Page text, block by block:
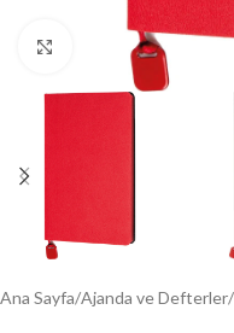
Click to enlarge
Ana Sayfa Ajanda ve Defterler